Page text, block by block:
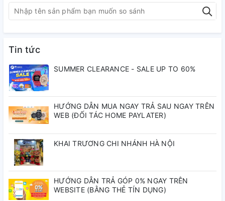
Kháng nước:3atm Loại máy:Cơ tự động
Chất liệu kính:
Size mặt:
Tiện ích:Lịch ngày, Giờ,
phút, giây
#donghoorient #orient #orientbambino #donghonam
#donghoautomatic #tpwatch
Tin tức
SUMMER CLEARANCE - SALE UP TO 60%
HƯỚNG DẪN MUA NGAY TRẢ SAU NGAY TRÊN
WEB (ĐỐI TÁC HOME PAYLATER)
KHAI TRƯƠNG CHI NHÁNH HÀ NỘI
HƯỚNG DẪN TRẢ GÓP 0% NGAY TRÊN
WEBSITE (BẰNG THẺ TÍN DỤNG)